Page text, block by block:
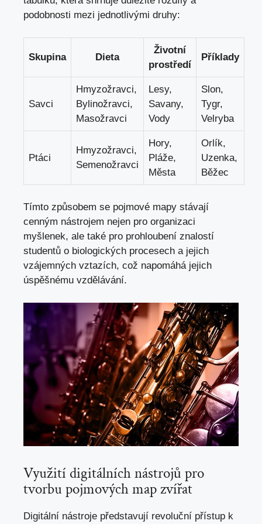
podobnosti mezi jednotlivými druhy:
Skupina Dieta
Životní
prostředí
Příklady
Savci
Hmyzožravci,
Bylinožravci,
Masožravci
Lesy,
Savany,
Vody
Slon,
Tygr,
Velryba
Ptáci
Hmyzožravci,
Semenožravci
Hory,
Pláže,
Města
Orlík,
Uzenka,
Běžec
Tímto způsobem se pojmové mapy stávají
cenným nástrojem nejen pro organizaci
myšlenek, ale také pro prohloubení znalostí
studentů o biologických procesech a jejich
vzájemných vztazích, což napomáhá jejich
úspěšnému vzdělávání.
Využití digitálních nástrojů pro
tvorbu pojmových map zvířat
Digitální nástroje představují revoluční přístup k